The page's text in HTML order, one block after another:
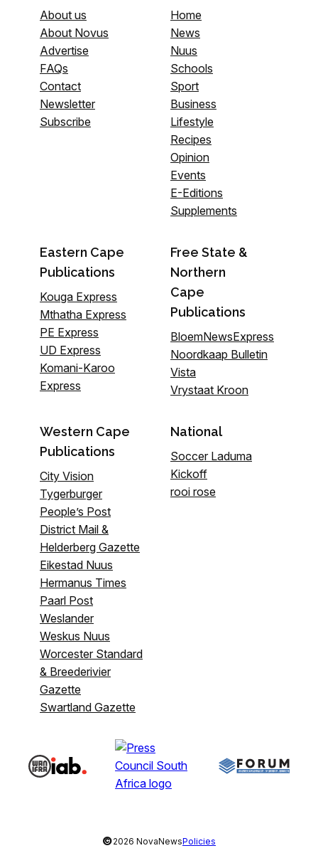
About us
About Novus
Advertise
FAQs
Contact
Newsletter
Subscribe
Home
News
Nuus
Schools
Sport
Business
Lifestyle
Recipes
Opinion
Events
E-Editions
Supplements
Eastern Cape
Publications
Kouga Express
Mthatha Express
PE Express
UD Express
Komani-Karoo
Express
Free State &
Northern
Cape
Publications
BloemNewsExpress
Noordkaap Bulletin
Vista
Vrystaat Kroon
Western Cape
Publications
City Vision
Tygerburger
People’s Post
District Mail &
Helderberg Gazette
Eikestad Nuus
Hermanus Times
Paarl Post
Weslander
Weskus Nuus
Worcester Standard
& Breederivier
Gazette
Swartland Gazette
National
Soccer Laduma
Kickoff
rooi rose
©2026 NovaNewsPolicies